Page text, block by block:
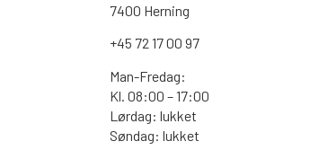
7400 Herning
+45 72 17 00 97
Man-Fredag:
Kl. 08:00 – 17:00
Lørdag: lukket
Søndag: lukket